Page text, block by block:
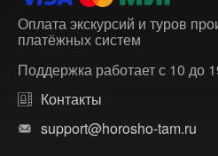
Оплата экскурсий и туров
платёжных систем
Поддержка работает с 10 до
Контакты
support@horosho-tam.ru